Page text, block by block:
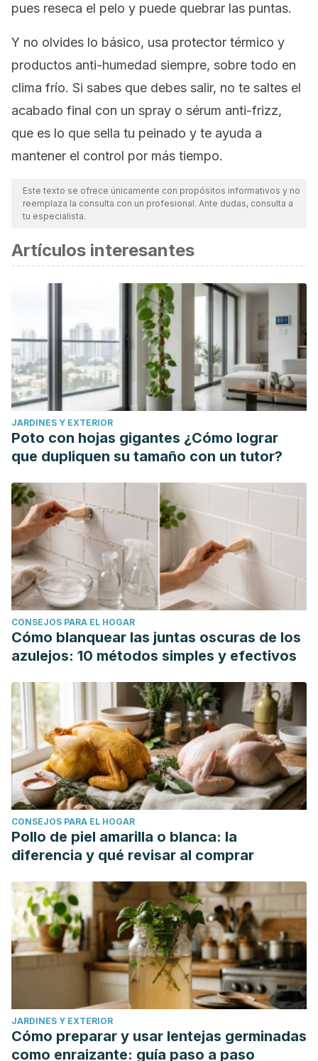
pues reseca el pelo y puede quebrar las puntas.
Y no olvides lo básico, usa protector térmico y
productos anti-humedad siempre, sobre todo en
clima frío. Si sabes que debes salir, no te saltes el
acabado final con un spray o sérum anti-frizz,
que es lo que sella tu peinado y te ayuda a
mantener el control por más tiempo.
Este texto se ofrece únicamente con propósitos informativos y no
reemplaza la consulta con un profesional. Ante dudas, consulta a
tu especialista.
Artículos interesantes
JARDINES Y EXTERIOR
Poto con hojas gigantes ¿Cómo lograr
que dupliquen su tamaño con un tutor?
CONSEJOS PARA EL HOGAR
Cómo blanquear las juntas oscuras de los
azulejos: 10 métodos simples y efectivos
CONSEJOS PARA EL HOGAR
Pollo de piel amarilla o blanca: la
diferencia y qué revisar al comprar
JARDINES Y EXTERIOR
Cómo preparar y usar lentejas germinadas
como enraizante: guía paso a paso